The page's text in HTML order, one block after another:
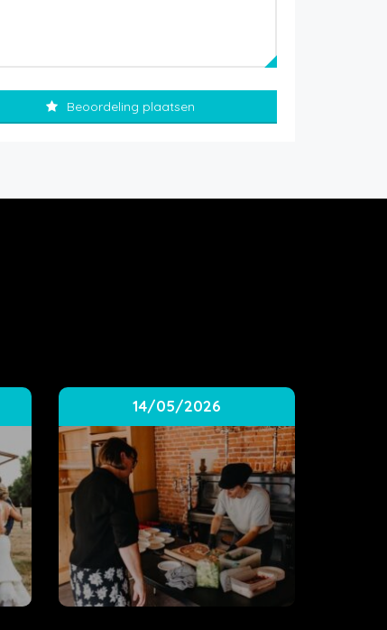
Beoordeling plaatsen
14/05/2026